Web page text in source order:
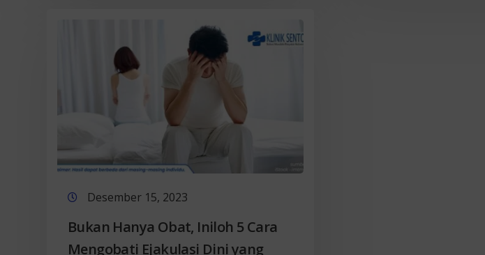
Desember 15, 2023
Bukan Hanya Obat, Iniloh 5 Cara
Mengobati Ejakulasi Dini yang